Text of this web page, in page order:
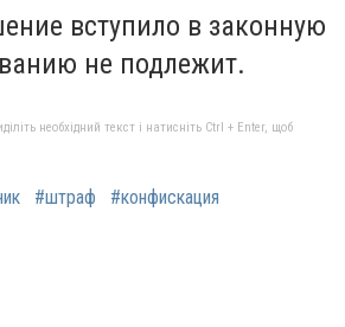
вступило в законную
не подлежит.
необхідний текст і натисніть Ctrl + Enter, щоб
#штраф #конфискация